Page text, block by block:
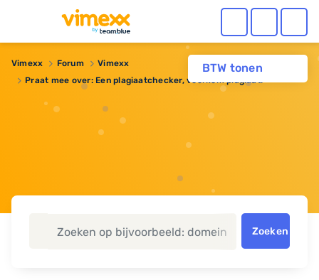
BTW tonen
Vimexx Forum
Vimexx
Praat mee over: Een plagiaatchecker, voorkom plagiaat!
Zoeken